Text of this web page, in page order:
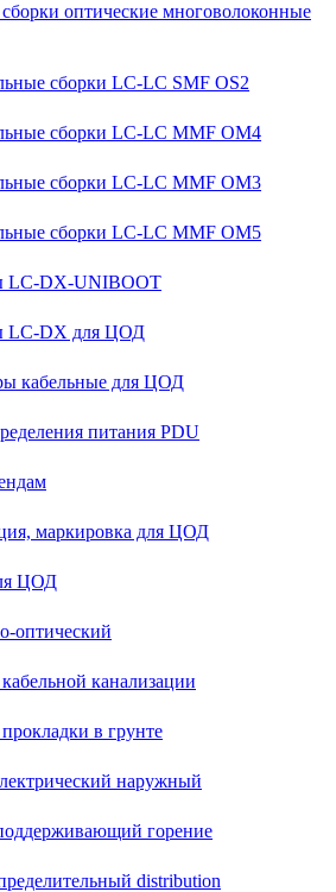
оптические многоволоконные
сборки LC-LC SMF OS2
сборки LC-LC MMF OM4
сборки LC-LC MMF OM3
сборки LC-LC MMF OM5
LC-DX-UNIBOOT
LC-DX для ЦОД
кабельные для ЦОД
питания PDU
маркировка для ЦОД
ЦОД
оптический
канализации
в грунте
наружный
горение
distribution